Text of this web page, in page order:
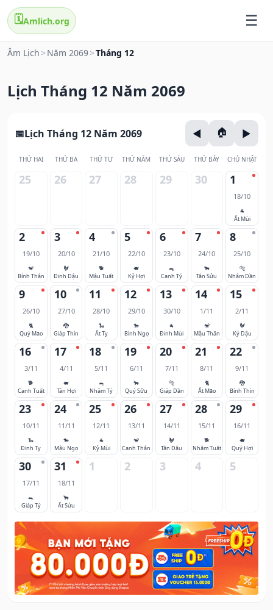
🗓️Amlich.org
Âm Lịch > Năm 2069>Tháng 12
Lịch Tháng 12 Năm 2069
Lịch Tháng 12 Năm 2069
THỨ HAI THỨ BA THỨ TƯ THỨ NĂM THỨ SÁU THỨ BẢY CHỦ NHẬT
25 26 27 28 29 30 1
18/10
🐐
Ất Mùi
2
19/10
🐒
Bính Thân
3
20/10
🐓
Đinh Dậu
4
21/10
🐕
Mậu Tuất
5
22/10
🐖
Kỷ Hợi
6
23/10
🐀
Canh Tý
7
24/10
🐂
Tân Sửu
8
25/10
🐅
Nhâm Dần
9
26/10
🐈
Quý Mão
10
27/10
🐉
Giáp Thìn
11
28/10
🐍
Ất Tỵ
12
29/10
🐎
Bính Ngọ
13
30/10
🐐
Đinh Mùi
14
1/11
🐒
Mậu Thân
15
2/11
🐓
Kỷ Dậu
16
3/11
🐕
Canh Tuất
17
4/11
🐖
Tân Hợi
18
5/11
🐀
Nhâm Tý
19
6/11
🐂
Quý Sửu
20
7/11
🐅
Giáp Dần
21
8/11
🐈
Ất Mão
22
9/11
🐉
Bính Thìn
23
10/11
🐍
Đinh Tỵ
24
11/11
🐎
Mậu Ngọ
25
12/11
🐐
Kỷ Mùi
26
13/11
🐒
Canh Thân
27
14/11
🐓
Tân Dậu
28
15/11
🐕
Nhâm Tuất
29
16/11
🐖
Quý Hợi
30
17/11
🐀
Giáp Tý
31
18/11
🐂
Ất Sửu
1 2 3 4 5